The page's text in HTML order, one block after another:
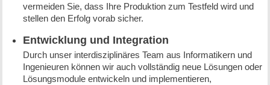
vermeiden Sie, dass Ihre Produktion zum Testfeld wird und
stellen den Erfolg vorab sicher.
Entwicklung und Integration
Durch unser interdisziplinäres Team aus Informatikern und
Ingenieuren können wir auch vollständig neue Lösungen oder
Lösungsmodule entwickeln und implementieren,